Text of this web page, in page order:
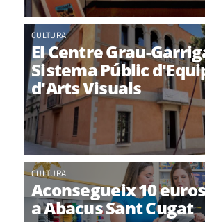
CULTURA
El Centre Grau-
Sistema Públic
d'Arts Visuals
CULTURA
Aconsegueix 10
a Abacus Sant Cugat